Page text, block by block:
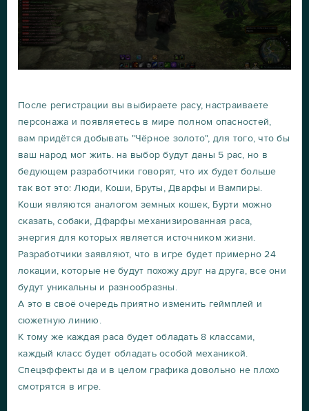
После регистрации вы выбираете расу, настраиваете
персонажа и появляетесь в мире полном опасностей,
вам придётся добывать "Чёрное золото", для того, что бы
ваш народ мог жить. на выбор будут даны 5 рас, но в
бедующем разработчики говорят, что их будет больше
так вот это: Люди, Коши, Бруты, Дварфы и Вампиры.
Коши являются аналогом земных кошек, Бурти можно
сказать, собаки, Дфарфы механизированная раса,
энергия для которых является источником жизни.
Разработчики заявляют, что в игре будет примерно 24
локации, которые не будут похожу друг на друга, все они
будут уникальны и разнообразны.
А это в своё очередь приятно изменить геймплей и
сюжетную линию.
К тому же каждая раса будет обладать 8 классами,
каждый класс будет обладать особой механикой.
Спецэффекты да и в целом графика довольно не плохо
смотрятся в игре.